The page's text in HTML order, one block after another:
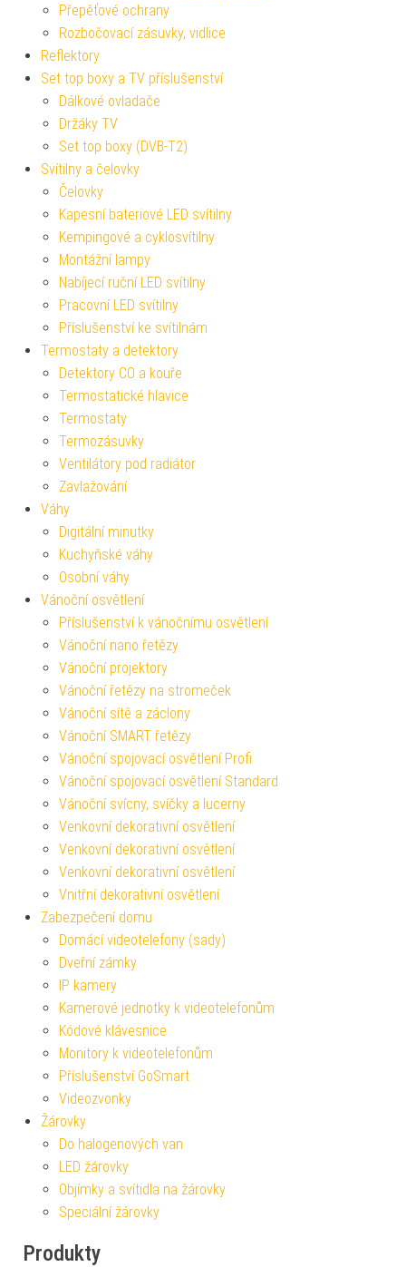
Přepěťové ochrany
Rozbočovací zásuvky, vidlice
Reflektory
Set top boxy a TV příslušenství
Dálkové ovladače
Držáky TV
Set top boxy (DVB-T2)
Svítilny a čelovky
Čelovky
Kapesní bateriové LED svítilny
Kempingové a cyklosvítilny
Montážní lampy
Nabíjecí ruční LED svítilny
Pracovní LED svítilny
Příslušenství ke svítilnám
Termostaty a detektory
Detektory CO a kouře
Termostatické hlavice
Termostaty
Termozásuvky
Ventilátory pod radiátor
Zavlažování
Váhy
Digitální minutky
Kuchyňské váhy
Osobní váhy
Vánoční osvětlení
Příslušenství k vánočnímu osvětlení
Vánoční nano řetězy
Vánoční projektory
Vánoční řetězy na stromeček
Vánoční sítě a záclony
Vánoční SMART řetězy
Vánoční spojovací osvětlení Profi
Vánoční spojovací osvětlení Standard
Vánoční svícny, svíčky a lucerny
Venkovní dekorativní osvětlení
Venkovní dekorativní osvětlení
Venkovní dekorativní osvětlení
Vnitřní dekorativní osvětlení
Zabezpečení domu
Domácí videotelefony (sady)
Dveřní zámky
IP kamery
Kamerové jednotky k videotelefonům
Kódové klávesnice
Monitory k videotelefonům
Příslušenství GoSmart
Videozvonky
Žárovky
Do halogenových van
LED žárovky
Objímky a svítidla na žárovky
Speciální žárovky
Produkty